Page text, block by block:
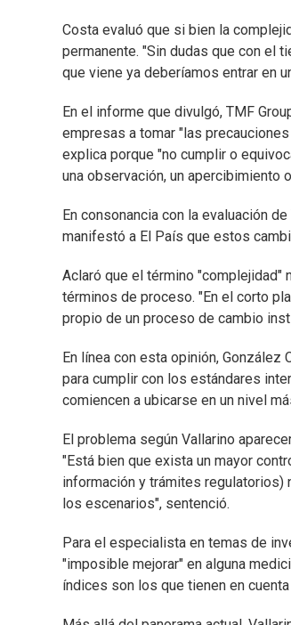
Costa evaluó que si bien la
permanente. "Sin dudas que con el
que viene ya deberíamos entrar en
En el informe que divulgó, TMF
empresas a tomar "las
explica porque "no cumplir o
una observación, un apercibimiento
En consonancia con la evaluación
manifestó a El País que estos
Aclaró que el término "complejidad"
términos de proceso. "En el corto
propio de un proceso de cambio
En línea con esta opinión,
para cumplir con los estándares
comiencen a ubicarse en un nivel
El problema según Vallarino
"Está bien que exista un mayor
información y trámites regulatorios)
los escenarios", sentenció.
Para el especialista en temas de
"imposible mejorar" en alguna
índices son los que tienen en